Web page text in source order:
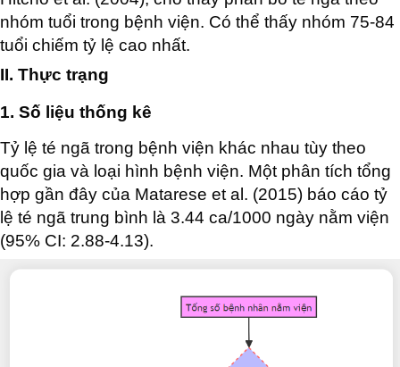
nhóm tuổi trong bệnh viện. Có thể thấy nhóm 75-84
tuổi chiếm tỷ lệ cao nhất.
II. Thực trạng
1. Số liệu thống kê
Tỷ lệ té ngã trong bệnh viện khác nhau tùy theo
quốc gia và loại hình bệnh viện. Một phân tích tổng
hợp gần đây của Matarese et al. (2015) báo cáo tỷ
lệ té ngã trung bình là 3.44 ca/1000 ngày nằm viện
(95% CI: 2.88-4.13).